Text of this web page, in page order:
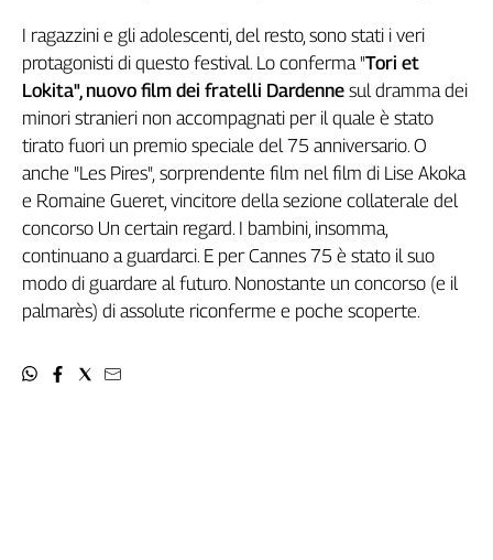
Lazio
Liguria
Lombardia
Marche
Piemonte
Puglia
Toscana
Trentino
D'Aosta
I ragazzini e gli adolescenti, del resto, sono stati i veri
protagonisti di questo festival. Lo conferma "Tori et
Lokita", nuovo film dei fratelli Dardenne sul dramma dei
minori stranieri non accompagnati per il quale è stato
tirato fuori un premio speciale del 75 anniversario. O
anche "Les Pires", sorprendente film nel film di Lise Akoka
e Romaine Gueret, vincitore della sezione collaterale del
concorso Un certain regard. I bambini, insomma,
continuano a guardarci. E per Cannes 75 è stato il suo
modo di guardare al futuro. Nonostante un concorso (e il
palmarès) di assolute riconferme e poche scoperte.